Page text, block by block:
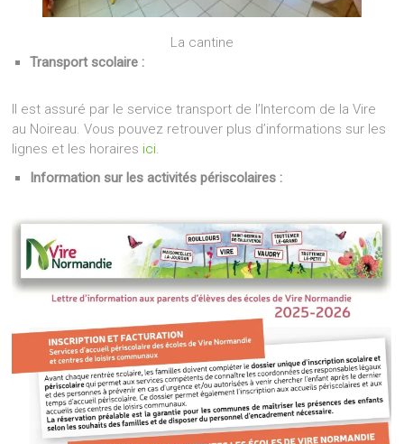
La cantine
Transport scolaire :
Il est assuré par le service transport de l’Intercom de la Vire
au Noireau. Vous pouvez retrouver plus d’informations sur les
lignes et les horaires ici.
Information sur les activités périscolaires :